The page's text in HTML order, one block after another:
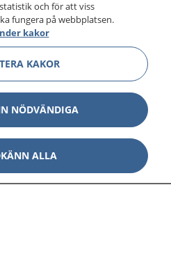
och göra dina
1177 för
runt.
må bättre.
Visa
Visa
och för att viss
fungera på webbplatsen.
kakor
KAKOR
NÖDVÄNDIGA
ALLA